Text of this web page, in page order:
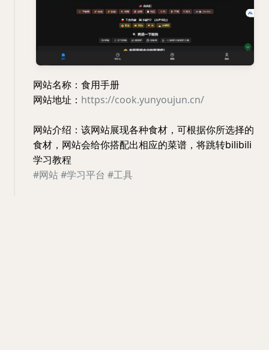
网站名称：食用手册
网站地址： https://cook.yunyoujun.cn/
网站介绍：该网站展现各种食材，可根据你所选择的
食材，网站会给你搭配出相应的菜谱，将跳转bilibili
学习教程
#网站#学习平台 #工具